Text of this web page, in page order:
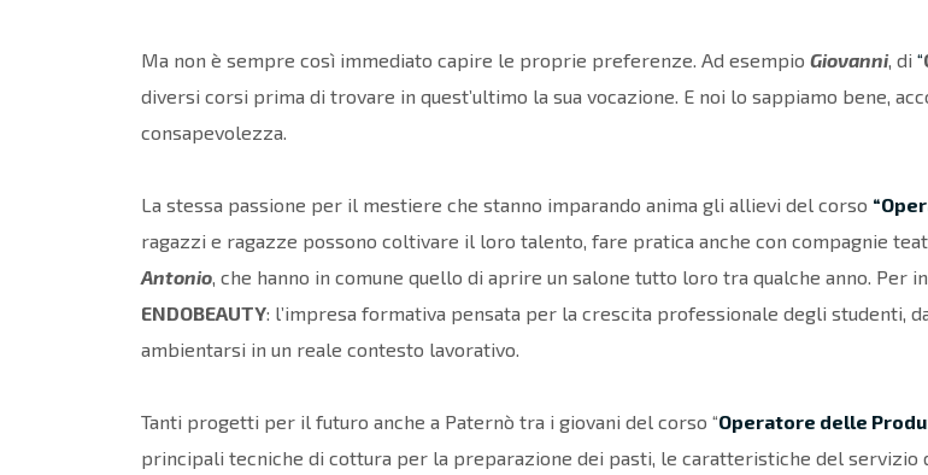
Ma non è sempre così immediato capire le proprie preferenze. Ad esempio Giovanni, di “
diversi corsi prima di trovare in quest’ultimo la sua vocazione. E noi lo sappiamo bene,
consapevolezza.
La stessa passione per il mestiere che stanno imparando anima gli allievi del corso
ragazzi e ragazze possono coltivare il loro talento, fare pratica anche con compagnie
Antonio, che hanno in comune quello di aprire un salone tutto loro tra qualche anno. Per
ENDOBEAUTY: l’impresa formativa pensata per la crescita professionale degli studenti,
ambientarsi in un reale contesto lavorativo.
Tanti progetti per il futuro anche a Paternò tra i giovani del corso “Operatore delle
principali tecniche di cottura per la preparazione dei pasti, le caratteristiche del servizio